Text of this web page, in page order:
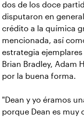
dos de los doce
disputaron en
crédito a la química
mencionada, así
estrategia
Brian Bradley, Adam
por la buena forma.
"Dean y yo éramos
porque Dean es muy